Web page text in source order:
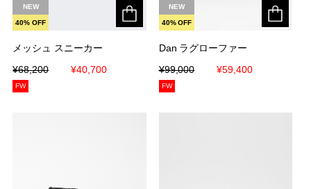
メッシュ スニーカー
¥68,200
¥40,700
NEW
40% OFF
メッシュ スニーカー
¥68,200
¥40,700
FW
Dan ラグローファー
¥99,000
¥59,400
NEW
40% OFF
Dan ラグローファー
¥99,000
¥59,400
FW